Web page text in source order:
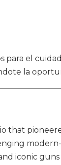
para el
la
that
iconic